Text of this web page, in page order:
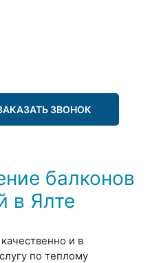
ЗВОНОК
балконов
в Ялте
и в
по теплому